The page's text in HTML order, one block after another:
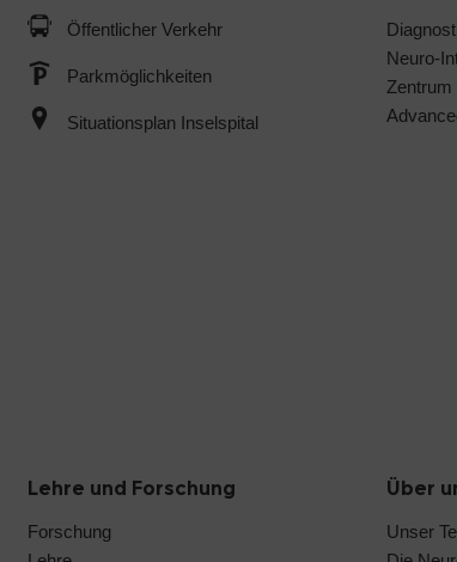
Öffentlicher Verkehr
Parkmöglichkeiten
Situationsplan Inselspital
Neuro-
Zentrum
Lehre und Forschung
Forschung
Über
Unser